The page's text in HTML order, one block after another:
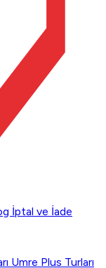
İptal ve İade
Umre Plus Turları